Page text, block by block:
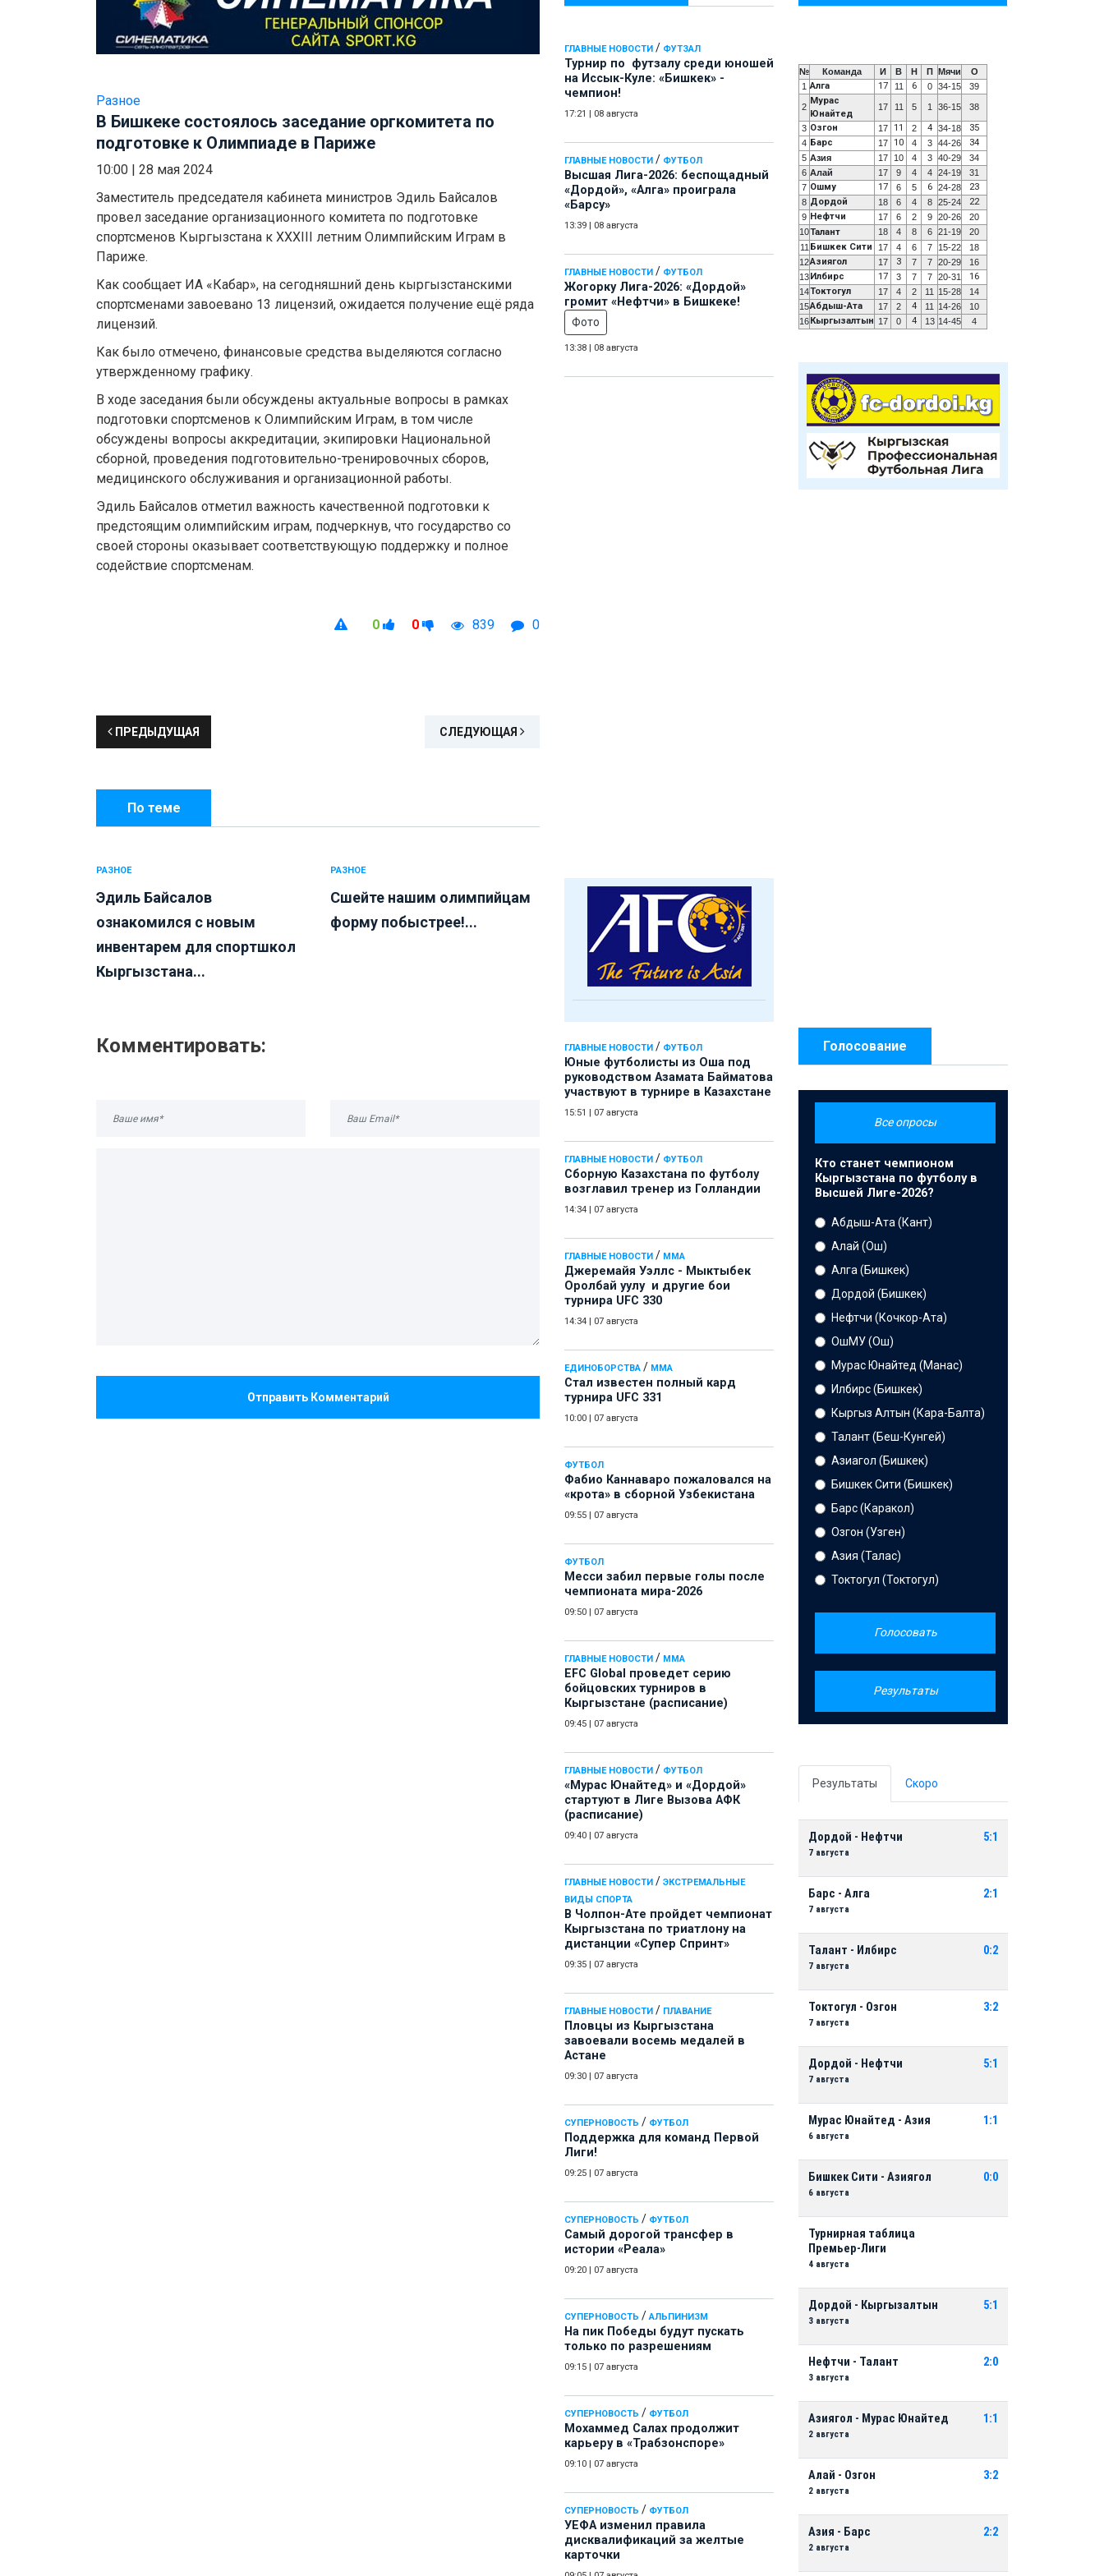
ГЛАВНЫЕ НОВОСТИ / ФУТЗАЛ
Турнир по футзалу среди юношей
на Иссык-Куле: «Бишкек» -
чемпион!
17:21 08 августа
ГЛАВНЫЕ НОВОСТИ / ФУТБОЛ
Высшая Лига-2026: беспощадный
«Дордой», «Алга» проиграла
«Барсу»
13:39 08 августа
ГЛАВНЫЕ НОВОСТИ / ФУТБОЛ
Жогорку Лига-2026: «Дордой»
громит «Нефтчи» в Бишкеке!
Фото
13:38 08 августа
ГЛАВНЫЕ НОВОСТИ / ФУТБОЛ
Юные футболисты из Оша под
руководством Азамата Байматова
участвуют в турнире в Казахстане
15:51 07 августа
ГЛАВНЫЕ НОВОСТИ / ФУТБОЛ
Сборную Казахстана по футболу
возглавил тренер из Голландии
14:34 07 августа
ГЛАВНЫЕ НОВОСТИ / ММА
Джеремайя Уэллс - Мыктыбек
Оролбай уулу и другие бои
турнира UFC 330
14:34 07 августа
ЕДИНОБОРСТВА / ММА
Стал известен полный кард
турнира UFC 331
10:00 07 августа
ФУТБОЛ
Фабио Каннаваро пожаловался на
«крота» в сборной Узбекистана
09:55 07 августа
ФУТБОЛ
Месси забил первые голы после
чемпионата мира-2026
09:50 07 августа
ГЛАВНЫЕ НОВОСТИ / ММА
EFC Global проведет серию
бойцовских турниров в
Кыргызстане (расписание)
09:45 07 августа
ГЛАВНЫЕ НОВОСТИ / ФУТБОЛ
«Мурас Юнайтед» и «Дордой»
стартуют в Лиге Вызова АФК
(расписание)
09:40 07 августа
ГЛАВНЫЕ НОВОСТИ / ЭКСТРЕМАЛЬНЫЕ
ВИДЫ СПОРТА
В Чолпон-Ате пройдет чемпионат
Кыргызстана по триатлону на
дистанции «Супер Спринт»
09:35 07 августа
ГЛАВНЫЕ НОВОСТИ / ПЛАВАНИЕ
Пловцы из Кыргызстана
завоевали восемь медалей в
Астане
09:30 07 августа
СУПЕРНОВОСТЬ / ФУТБОЛ
Поддержка для команд Первой
Лиги!
09:25 07 августа
СУПЕРНОВОСТЬ / ФУТБОЛ
Самый дорогой трансфер в
истории «Реала»
09:20 07 августа
СУПЕРНОВОСТЬ / АЛЬПИНИЗМ
На пик Победы будут пускать
только по разрешениям
09:15 07 августа
СУПЕРНОВОСТЬ / ФУТБОЛ
Мохаммед Салах продолжит
карьеру в «Трабзонспоре»
09:10 07 августа
СУПЕРНОВОСТЬ / ФУТБОЛ
УЕФА изменил правила
дисквалификаций за желтые
карточки
Разное
В Бишкеке состоялось заседание оргкомитета по
подготовке к Олимпиаде в Париже
10:00
28 мая 2024
Заместитель председателя кабинета министров Эдиль Байсалов
провел заседание организационного комитета по подготовке
спортсменов Кыргызстана к XXXIII летним Олимпийским Играм в
Париже.
Как сообщает ИА «Кабар», на сегодняшний день кыргызстанскими
спортсменами завоевано 13 лицензий, ожидается получение ещё ряда
лицензий.
Как было отмечено, финансовые средства выделяются согласно
утвержденному графику.
В ходе заседания были обсуждены актуальные вопросы в рамках
подготовки спортсменов к Олимпийским Играм, в том числе
обсуждены вопросы аккредитации, экипировки Национальной
сборной, проведения подготовительно-тренировочных сборов,
медицинского обслуживания и организационной работы.
Эдиль Байсалов отметил важность качественной подготовки к
предстоящим олимпийским играм, подчеркнув, что государство со
своей стороны оказывает соответствующую поддержку и полное
содействие спортсменам.
0 0 839 0
ПРЕДЫДУЩАЯ СЛЕДУЮЩАЯ
По теме
РАЗНОЕ
Эдиль Байсалов
ознакомился с новым
инвентарем для спортшкол
Кыргызстана...
РАЗНОЕ
Сшейте нашим олимпийцам
форму побыстрее!...
Комментировать:
Отправить Комментарий
№ Команда И В Н П Мячи
О
1 Алга 17 11 6 0 34-15 39
2
Мурас
Юнайтед
17 11 5 1 36-15 38
3 Озгон 17 11 2 4 34-18 35
4 Барс 17 10 4 3 44-26 34
5 Азия 17 10 4 3 40-29
34
6 Алай 17 9 4 4 24-19
31
7 Ошму 17 6 5 6 24-28 23
8 Дордой 18 6 4 8 25-24 22
9 Нефтчи 17 6 2 9 20-26
20
10Талант 18 4 8 6 21-19
20
11 Бишкек Сити 17 4 6 7 15-22
18
12Азиягол 17 3 7 7 20-29
16
13 Илбирс 17 3 7 7 20-31 16
14Токтогул 17 4 2 11 15-28
14
15Абдыш-Ата 17 2 4 11 14-26
10
16 Кыргызалтын 17 0 4 13 14-45 4
Голосование
Все опросы
Кто станет чемпионом
Кыргызстана по футболу в
Высшей Лиге-2026?
Абдыш-Ата (Кант)
Алай (Ош)
Алга (Бишкек)
Дордой (Бишкек)
Нефтчи (Кочкор-Ата)
ОшМУ (Ош)
Мурас Юнайтед (Манас)
Илбирс (Бишкек)
Кыргыз Алтын (Кара-Балта)
Талант (Беш-Кунгей)
Азиагол (Бишкек)
Бишкек Сити (Бишкек)
Барс (Каракол)
Озгон (Узген)
Азия (Талас)
Токтогул (Токтогул)
Голосовать
Результаты
Результаты Скоро
Дордой - Нефтчи
7 августа
5:1
Барс - Алга
7 августа
2:1
Талант - Илбирс
7 августа
0:2
Токтогул - Озгон
7 августа
3:2
Дордой - Нефтчи
7 августа
5:1
Мурас Юнайтед - Азия
6 августа
1:1
Бишкек Сити - Азиягол
6 августа
0:0
Турнирная таблица
Премьер-Лиги
4 августа
Дордой - Кыргызалтын
3 августа
5:1
Нефтчи - Талант
3 августа
2:0
Азиягол - Мурас Юнайтед
2 августа
1:1
Алай - Озгон
2 августа
3:2
Азия - Барс
2 августа
2:2